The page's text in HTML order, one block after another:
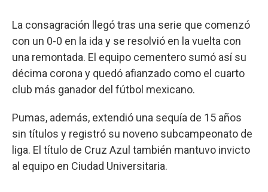
La consagración llegó tras una serie que comenzó
con un 0-0 en la ida y se resolvió en la vuelta con
una remontada. El equipo cementero sumó así su
décima corona y quedó afianzado como el cuarto
club más ganador del fútbol mexicano.
Pumas, además, extendió una sequía de 15 años
sin títulos y registró su noveno subcampeonato de
liga. El título de Cruz Azul también mantuvo invicto
al equipo en Ciudad Universitaria.